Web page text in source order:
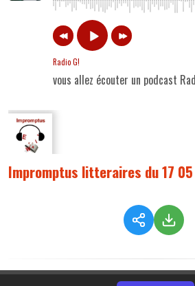
Radio G!
vous allez écouter un podcast
Impromptus litteraires du 17